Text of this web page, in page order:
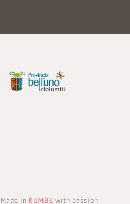
Made in KUMBE with passion